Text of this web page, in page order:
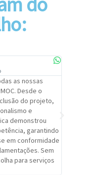
as nossas
Desde o
do projeto,
e
demonstrou
garantindo
em conformidade
Sem
para serviços